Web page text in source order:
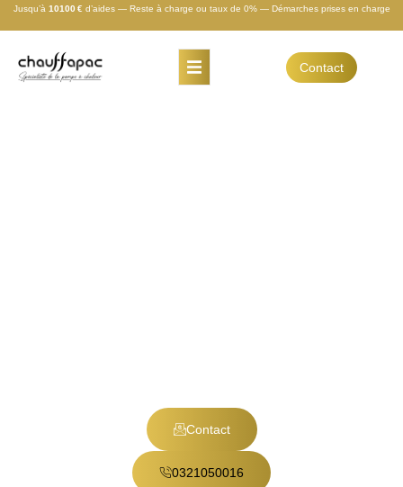
Jusqu’à 10100 € d’aides — Reste à charge ou taux de 0% — Démarches prises en charge
Contact
Contact
0321050016